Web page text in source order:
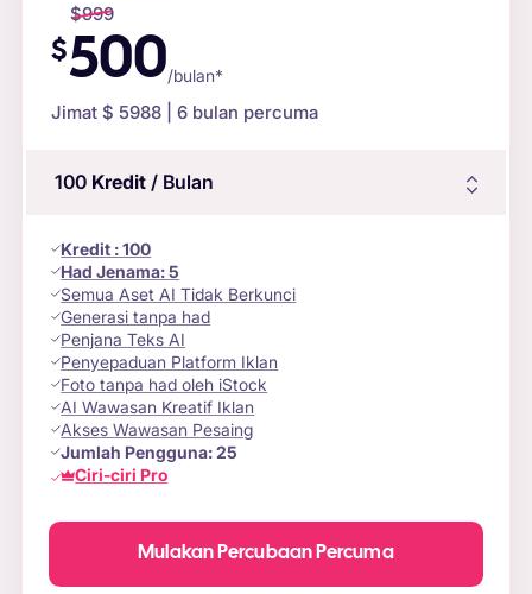
$999
$500/bulan*
Jimat $ 5988 | 6 bulan percuma
100 Kredit/ Bulan
Kredit :100
Had Jenama:5
Semua Aset AI Tidak Berkunci
Generasi tanpa had
Penjana Teks AI
Penyepaduan Platform Iklan
Foto tanpa had oleh iStock
AI Wawasan Kreatif Iklan
Akses Wawasan Pesaing
Jumlah Pengguna:25
Ciri-ciri Pro
Mulakan Percubaan Percuma